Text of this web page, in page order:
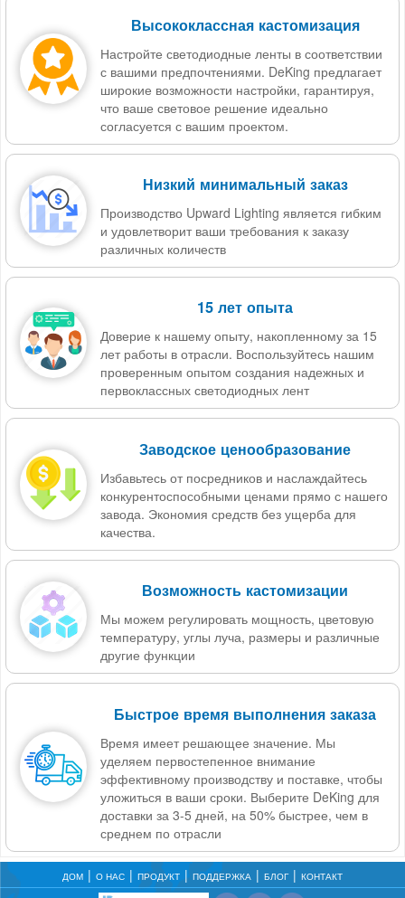
Высококлассная кастомизация
Настройте светодиодные ленты в соответствии
с вашими предпочтениями. DeKing предлагает
широкие возможности настройки, гарантируя,
что ваше световое решение идеально
согласуется с вашим проектом.
Низкий минимальный заказ
Производство Upward Lighting является гибким
и удовлетворит ваши требования к заказу
различных количеств
15 лет опыта
Доверие к нашему опыту, накопленному за 15
лет работы в отрасли. Воспользуйтесь нашим
проверенным опытом создания надежных и
первоклассных светодиодных лент
Заводское ценообразование
Избавьтесь от посредников и наслаждайтесь
конкурентоспособными ценами прямо с нашего
завода. Экономия средств без ущерба для
качества.
Возможность кастомизации
Мы можем регулировать мощность, цветовую
температуру, углы луча, размеры и различные
другие функции
Быстрое время выполнения заказа
Время имеет решающее значение. Мы
уделяем первостепенное внимание
эффективному производству и поставке, чтобы
уложиться в ваши сроки. Выберите DeKing для
доставки за 3-5 дней, на 50% быстрее, чем в
среднем по отрасли
ДОМ О НАС ПРОДУКТ ПОДДЕРЖКА БЛОГ КОНТАКТ